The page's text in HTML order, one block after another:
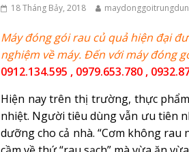
18 Tháng Bảy, 2018
Máy đóng gói rau củ quả hiện đại
nghiệm về máy. Đến với máy đóng
0912.134.595 , 0979.653.780 ,
Hiện nay trên thị trường, thực
nhiệt. Người tiêu dùng vẫn ưu tiên
dưỡng cho cả nhà. “Cơm không